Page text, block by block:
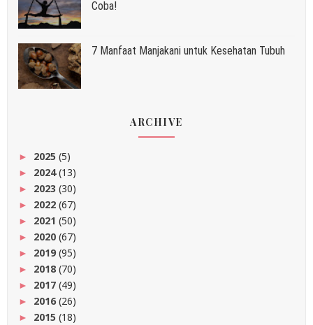
Coba!
7 Manfaat Manjakani untuk Kesehatan Tubuh
ARCHIVE
► 2025 (5)
► 2024(13)
► 2023 (30)
► 2022 (67)
► 2021 (50)
► 2020 (67)
► 2019(95)
► 2018 (70)
► 2017 (49)
► 2016(26)
► 2015 (18)